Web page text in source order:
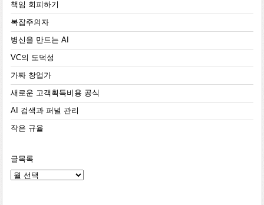
책임 회피하기
복잡주의자
병신을 만드는 AI
VC의 도덕성
가짜 창업가
새로운 고객획득비용 공식
AI 검색과 퍼널 관리
작은 규율
글목록
글